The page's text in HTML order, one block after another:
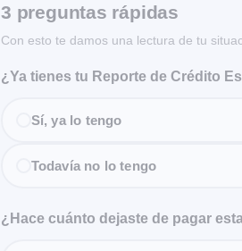
3 preguntas rápidas
Con esto te damos una lectura de tu
¿Ya tienes tu Reporte de Crédito
Sí, ya lo tengo
Todavía no lo tengo
¿Hace cuánto dejaste de pagar